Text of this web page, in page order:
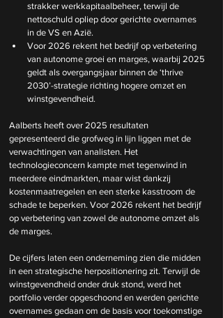
strakker werkkapitaalbeheer, terwijl de
nettoschuld opliep door gerichte overnames
in de VS en Azië.
Voor 2026 rekent het bedrijf op verbetering
van autonome groei en marges, waarbij 2025
geldt als overgangsjaar binnen de ‘thrive
2030’-strategie richting hogere omzet en
winstgevendheid.
Aalberts heeft over 2025 resultaten
gepresenteerd die grofweg in lijn liggen met de
verwachtingen van analisten. Het
technologieconcern kampte met tegenwind in
meerdere eindmarkten, maar wist dankzij
kostenmaatregelen en een sterke kasstroom de
schade te beperken. Voor 2026 rekent het bedrijf
op verbetering van zowel de autonome omzet als
de marges.
De cijfers laten een onderneming zien die midden
in een strategische herpositionering zit. Terwijl de
winstgevendheid onder druk stond, werd het
portfolio verder opgeschoond en werden gerichte
overnames gedaan om de basis voor toekomstige